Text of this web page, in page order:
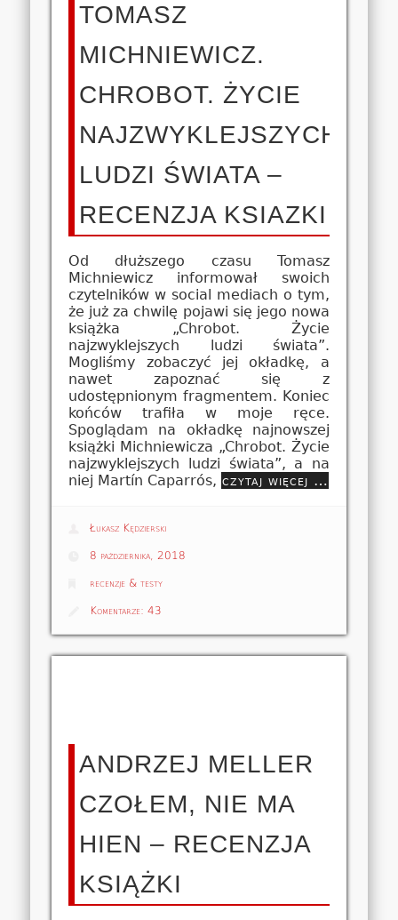
TOMASZ
MICHNIEWICZ.
CHROBOT. ŻYCIE
NAJZWYKLEJSZYCH
LUDZI ŚWIATA –
RECENZJA KSIAZKI
Od dłuższego czasu Tomasz
Michniewicz informował swoich
czytelników w social mediach o tym,
że już za chwilę pojawi się jego nowa
książka „Chrobot. Życie
najzwyklejszych ludzi świata”.
Mogliśmy zobaczyć jej okładkę, a
nawet zapoznać się z
udostępnionym fragmentem. Koniec
końców trafiła w moje ręce.
Spoglądam na okładkę najnowszej
książki Michniewicza „Chrobot. Życie
najzwyklejszych ludzi świata”, a na
niej Martín Caparrós, czytaj więcej …
Łukasz Kędzierski
8 października, 2018
recenzje & testy
Komentarze:43
ANDRZEJ MELLER
CZOŁEM, NIE MA
HIEN – RECENZJA
KSIĄŻKI